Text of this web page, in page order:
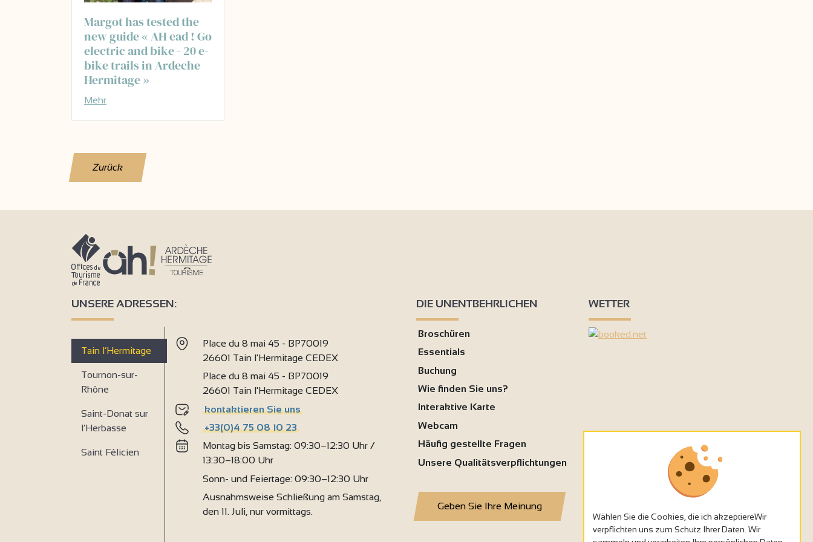
Margot has tested the
new guide « AH ead ! Go
electric and bike - 20 e-
bike trails in Ardeche
Hermitage »
Mehr
Zurück
UNSERE ADRESSEN:
Tain l’Hermitage
Tournon-sur-
Rhône
Saint-Donat sur
l’Herbasse
Saint Félicien
Place du 8 mai 45 - BP70019
26601 Tain l'Hermitage CEDEX
Place du 8 mai 45 - BP70019
26601 Tain l'Hermitage CEDEX
kontaktieren Sie uns
+33(0)4 75 08 10 23
Montag bis Samstag: 09:30–12:30 Uhr /
13:30–18:00 Uhr
Sonn- und Feiertage: 09:30–12:30 Uhr
Ausnahmsweise Schließung am Samstag,
den 11. Juli, nur vormittags.
DIE UNENTBEHRLICHEN
Broschüren
Essentials
Buchung
Wie finden Sie uns?
Interaktive Karte
Webcam
Häufig gestellte Fragen
Unsere Qualitätsverpflichtungen
Geben Sie Ihre Meinung
WETTER
Wählen Sie die Cookies, die ich akzeptiereWir
verpflichten uns zum Schutz Ihrer Daten. Wir